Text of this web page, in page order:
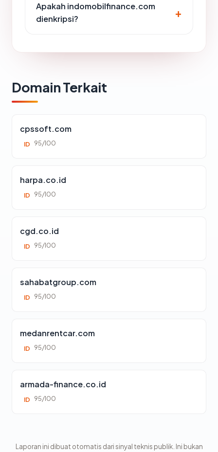
Apakah indomobilfinance.com
dienkripsi?
Domain Terkait
cpssoft.com
ID 95/100
harpa.co.id
ID 95/100
cgd.co.id
ID 95/100
sahabatgroup.com
ID 95/100
medanrentcar.com
ID 95/100
armada-finance.co.id
ID 95/100
Laporan ini dibuat otomatis dari sinyal teknis publik. Ini bukan